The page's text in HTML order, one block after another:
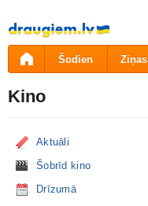
Pāriet
uz
saturu
Šodien Ziņas
Kino
Aktuāli
Šobrīd kino
Drīzumā